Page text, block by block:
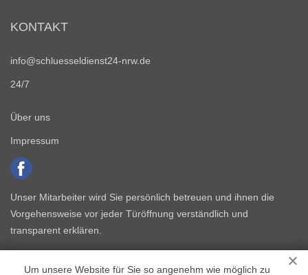
Um unsere Website für Sie so angenehm wie möglich zu
KONTAKT
info@schluesseldienst24-nrw.de
24/7
Über uns
Impressum
Unser Mitarbeiter wird Sie persönlich betreuen und ihnen die
Vorgehensweise vor jeder Türöffnung verständlich und
transparent erklären.